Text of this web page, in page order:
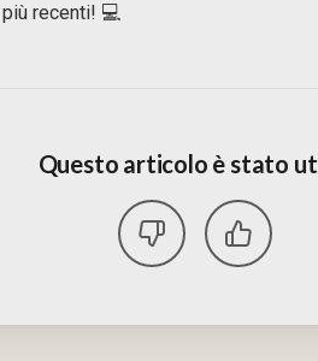
recenti! 💻
Questo articolo è stato